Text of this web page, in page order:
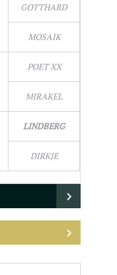
GOTTHARD
MOSAIK
POET XX
MIRAKEL
LINDBERG
DIRKJE